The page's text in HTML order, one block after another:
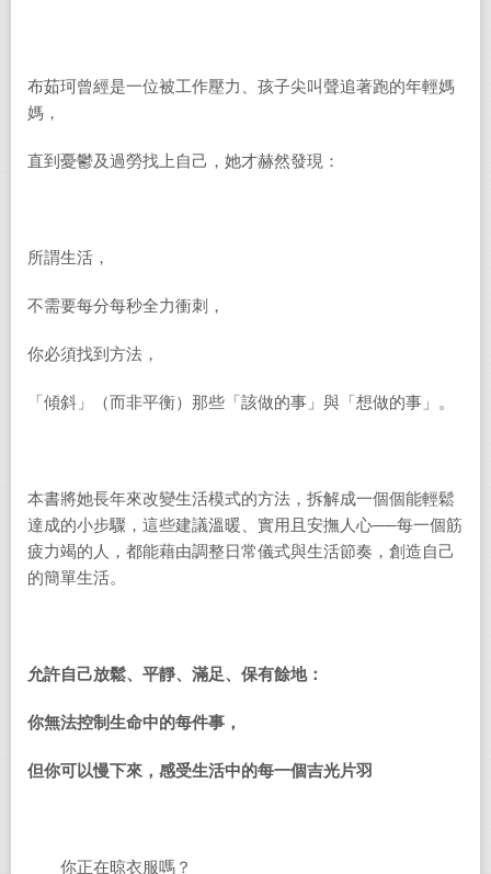
布茹珂曾經是一位被工作壓力、孩子尖叫聲追著跑的年輕媽
媽，
直到憂鬱及過勞找上自己，她才赫然發現：
所謂生活，
不需要每分每秒全力衝刺，
你必須找到方法，
「傾斜」（而非平衡）那些「該做的事」與「想做的事」。
本書將她長年來改變生活模式的方法，拆解成一個個能輕鬆
達成的小步驟，這些建議溫暖、實用且安撫人心──每一個筋
疲力竭的人，都能藉由調整日常儀式與生活節奏，創造自己
的簡單生活。
允許自己放鬆、平靜、滿足、保有餘地：
你無法控制生命中的每件事，
但你可以慢下來，感受生活中的每一個吉光片羽
你正在晾衣服嗎？